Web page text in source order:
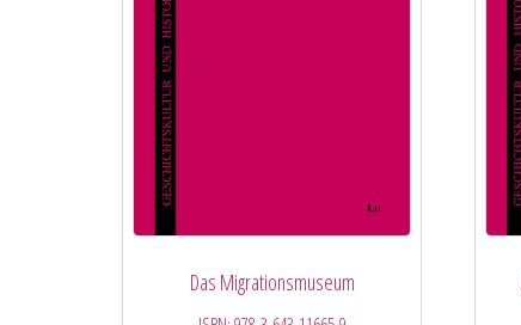
Das Migrationsmuseum